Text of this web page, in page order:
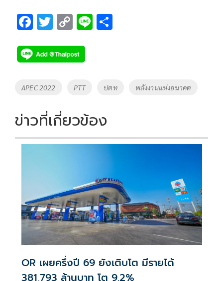
F
e
b
o
k
T
tt
er
C
p
y
Li
k
Li
Tags
APEC 2022 PTT ปตท พลังงานแห่งอนาคต
ข่าวที่เกี่ยวข้อง
OR เผยครึ่งปี 69 ยังเติบโต มีรายได้
381,793 ล้านบาท โต 9.2%